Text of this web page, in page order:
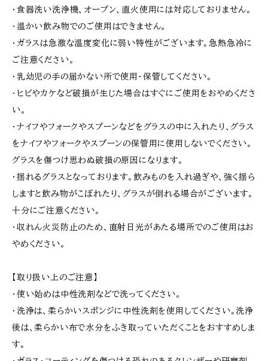
・食器洗い洗浄機、オーブン、直火使用には対応しておりません。
・温かい飲み物でのご使用はできません。
・ガラスは急激な温度変化に弱い特性がございます。急熱急冷に
ご注意ください。
・乳幼児の手の届かない所で使用・保管してください。
・ヒビやカケなど破損が生じた場合はすぐにご使用をおやめくださ
い。
・ナイフやフォークやスプーンなどをグラスの中に入れたり、グラス
をナイフやフォークやスプーンの保管用に使用しないでください。
グラスを傷つけ思わぬ破損の原因になります。
・揺れるグラスとなっております。飲みものを入れ過ぎや、強く揺ら
しますと飲み物がこぼれたり、グラスが倒れる場合がございます。
十分にご注意ください。
・収れん火災防止のため、直射日光があたる場所でのご使用はお
やめください。
【取り扱い上のご注意】
・使い始めは中性洗剤などで洗ってください。
・洗浄は、柔らかいスポンジに中性洗剤を使用してください。洗浄
後は、柔らかい布で水分をふき取っていただくことをおすすめしま
す。